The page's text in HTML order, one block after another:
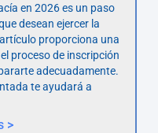
en 2026 es un paso
desean ejercer la
proporciona una
proceso de inscripción
adecuadamente.
te ayudará a
>